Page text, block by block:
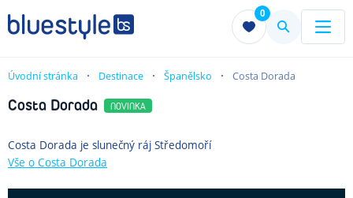
0
Menu Menu
Úvodní stránka Destinace Španělsko Costa Dorada
Costa Dorada NOVINKA
Costa Dorada je slunečný ráj Středomoří
Vše o Costa Dorada